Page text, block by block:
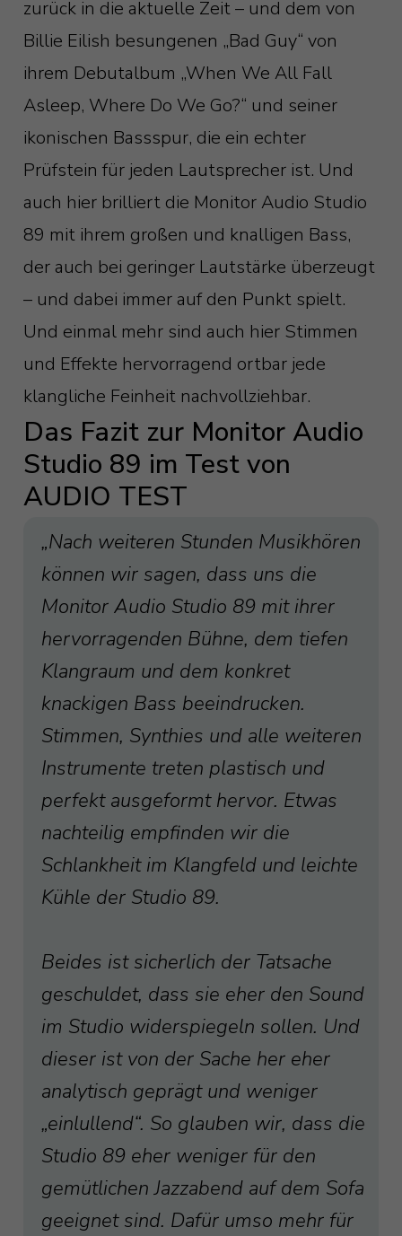
zurück in die aktuelle Zeit – und dem von
Billie Eilish besungenen „Bad Guy“ von
ihrem Debutalbum „When We All Fall
Asleep, Where Do We Go?“ und seiner
ikonischen Bassspur, die ein echter
Prüfstein für jeden Lautsprecher ist. Und
auch hier brilliert die Monitor Audio Studio
89 mit ihrem großen und knalligen Bass,
der auch bei geringer Lautstärke überzeugt
– und dabei immer auf den Punkt spielt.
Und einmal mehr sind auch hier Stimmen
und Effekte hervorragend ortbar jede
klangliche Feinheit nachvollziehbar.
Das Fazit zur Monitor Audio
Studio 89 im Test von
AUDIO TEST
„Nach weiteren Stunden Musikhören
können wir sagen, dass uns die
Monitor Audio Studio 89 mit ihrer
hervorragenden Bühne, dem tiefen
Klangraum und dem konkret
knackigen Bass beeindrucken.
Stimmen, Synthies und alle weiteren
Instrumente treten plastisch und
perfekt ausgeformt hervor. Etwas
nachteilig empfinden wir die
Schlankheit im Klangfeld und leichte
Kühle der Studio 89.
Beides ist sicherlich der Tatsache
geschuldet, dass sie eher den Sound
im Studio widerspiegeln sollen. Und
dieser ist von der Sache her eher
analytisch geprägt und weniger
„einlullend“. So glauben wir, dass die
Studio 89 eher weniger für den
gemütlichen Jazzabend auf dem Sofa
geeignet sind. Dafür umso mehr für